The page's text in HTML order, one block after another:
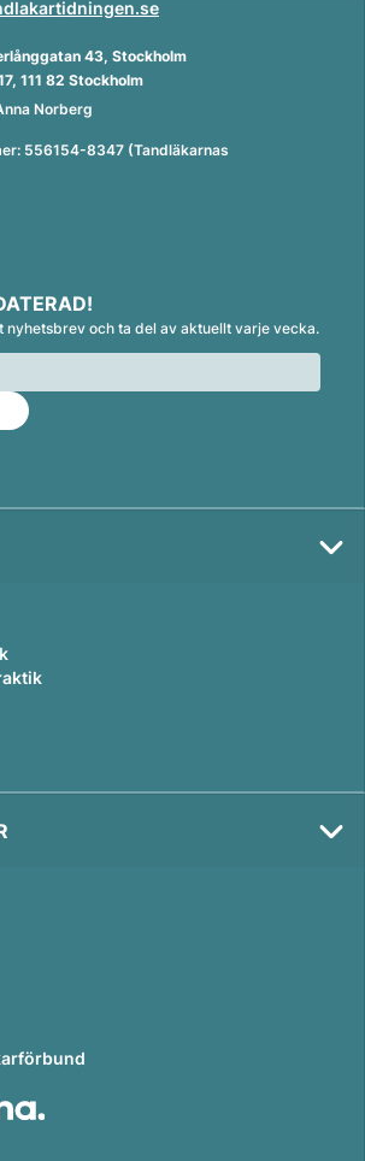
43, Stockholm
111 82 Stockholm
Norberg
556154-8347 (Tandläkarnas
nyhetsbrev och ta del av aktuellt varje vecka.